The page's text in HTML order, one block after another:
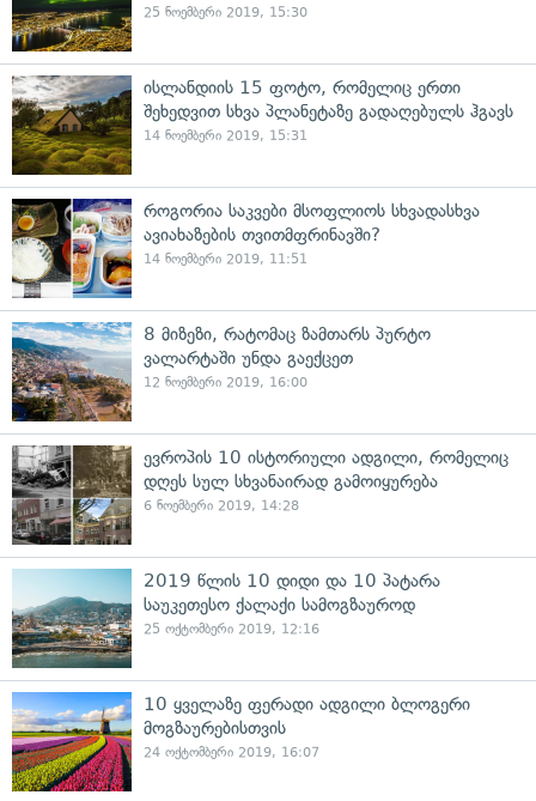
25 ნოემბერი 2019, 15:30
ისლანდიის 15 ფოტო, რომელიც ერთი
შეხედვით სხვა პლანეტაზე გადაღებულს ჰგავს
14 ნოემბერი 2019, 15:31
როგორია საკვები მსოფლიოს სხვადასხვა
ავიახაზების თვითმფრინავში?
14 ნოემბერი 2019, 11:51
8 მიზეზი, რატომაც ზამთარს პურტო
ვალარტაში უნდა გაექცეთ
12 ნოემბერი 2019, 16:00
ევროპის 10 ისტორიული ადგილი, რომელიც
დღეს სულ სხვანაირად გამოიყურება
6 ნოემბერი 2019, 14:28
2019 წლის 10 დიდი და 10 პატარა
საუკეთესო ქალაქი სამოგზაუროდ
25 ოქტომბერი 2019, 12:16
10 ყველაზე ფერადი ადგილი ბლოგერი
მოგზაურებისთვის
24 ოქტომბერი 2019, 16:07